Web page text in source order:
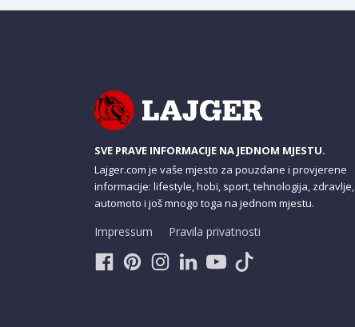
SVE PRAVE INFORMACIJE NA JEDNOM MJESTU.
Lajger.com je vaše mjesto za pouzdane i provjerene
informacije: lifestyle, hobi, sport, tehnologija, zdravlje,
automoto i još mnogo toga na jednom mjestu.
Impressum Pravila privatnosti